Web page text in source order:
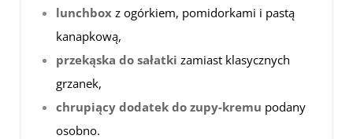
lunchbox z ogórkiem, pomidorkami i pastą
kanapkową,
przekąska do sałatki zamiast klasycznych
grzanek,
chrupiący dodatek do zupy-kremu podany
osobno.